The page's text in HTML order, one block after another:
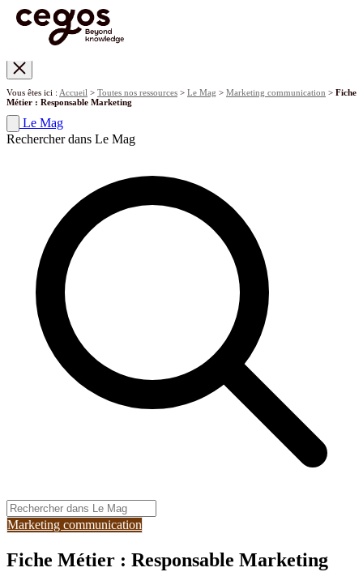
Vous êtes ici : Accueil > Toutes nos ressources > Le Mag > Marketing communication > Fiche
Métier : Responsable Marketing
Le Mag
Rechercher dans Le Mag
Marketing communication
Fiche Métier : Responsable Marketing